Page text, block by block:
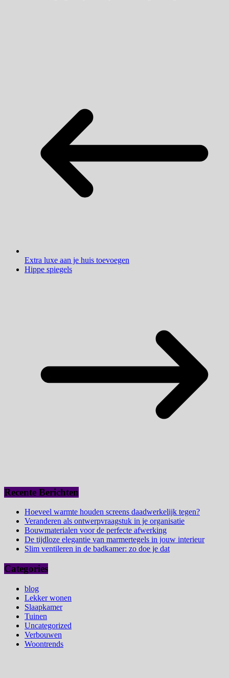
Extra luxe aan je huis toevoegen
Hippe spiegels
Recente Berichten
Hoeveel warmte houden screens daadwerkelijk tegen?
Veranderen als ontwerpvraagstuk in je organisatie
Bouwmaterialen voor de perfecte afwerking
De tijdloze elegantie van marmertegels in jouw interieur
Slim ventileren in de badkamer: zo doe je dat
Categories
blog
Lekker wonen
Slaapkamer
Tuinen
Uncategorized
Verbouwen
Woontrends